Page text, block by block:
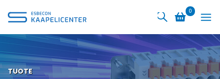
sisältöön
0
TUOTE